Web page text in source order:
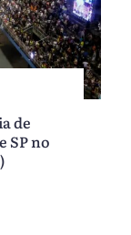
de
SP no